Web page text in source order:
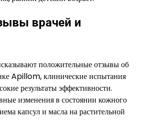
врачей и
положительные отзывы об
Apillom, клинические испытания
результаты эффективности.
изменения в состоянии кожного
капсул и масла на растительной